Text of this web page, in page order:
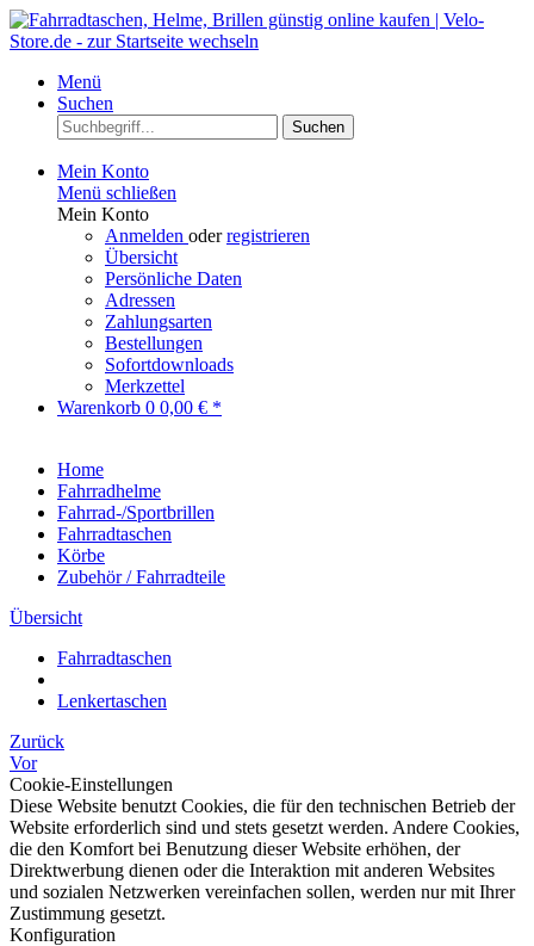
Menü
Suchen
Suchen
Mein Konto
Menü schließen
Mein Konto
Anmelden oderregistrieren
Übersicht
Persönliche Daten
Adressen
Zahlungsarten
Bestellungen
Sofortdownloads
Merkzettel
Warenkorb 0 0,00 € *
Home
Fahrradhelme
Fahrrad-/Sportbrillen
Fahrradtaschen
Körbe
Zubehör / Fahrradteile
Übersicht
Fahrradtaschen
Lenkertaschen
Zurück
Vor
Cookie-Einstellungen
Diese Website benutzt Cookies, die für den technischen Betrieb der
Website erforderlich sind und stets gesetzt werden. Andere Cookies,
die den Komfort bei Benutzung dieser Website erhöhen, der
Direktwerbung dienen oder die Interaktion mit anderen Websites
und sozialen Netzwerken vereinfachen sollen, werden nur mit Ihrer
Zustimmung gesetzt.
Konfiguration